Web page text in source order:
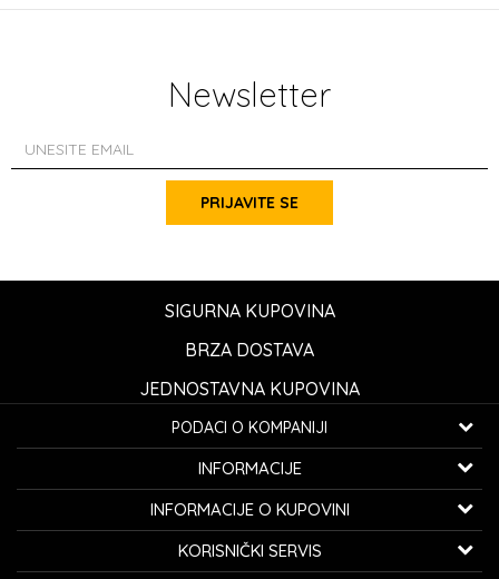
Newsletter
PRIJAVITE SE
SIGURNA KUPOVINA
BRZA DOSTAVA
JEDNOSTAVNA KUPOVINA
PODACI O KOMPANIJI
K...G... Fashion d.o.o.
Bulevar oslobođenja 41 32000 Čačak, Srbija
Telefon: 060/0800-850
Email: kontakt@avangardia.rs
INFORMACIJE
O nama
Zaposlenje
Saradnja
INFORMACIJE O KUPOVINI
Opšti uslovi kupovine
KORISNIČKI SERVIS